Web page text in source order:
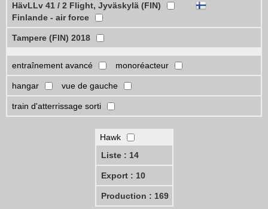
HävLLv 41 / 2 Flight, Jyväskylä (FIN)
Finlande - air force
Tampere (FIN) 2018
entraînement avancé monoréacteur
hangar vue de gauche
train d'atterrissage sorti
Hawk
Liste : 14
Export : 10
Production : 169